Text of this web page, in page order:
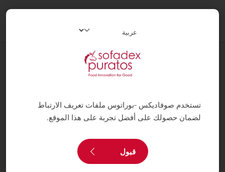
مدونة
آثار الكاكاو
تستخدم صوفاديكس -بوراتوس ملفات تعريف الارتباط
لضمان حصولك على أفضل تجربة على هذا الموقع.
قبول